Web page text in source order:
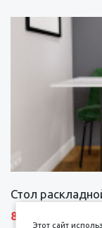
Стол
8690 р.
Этот сайт